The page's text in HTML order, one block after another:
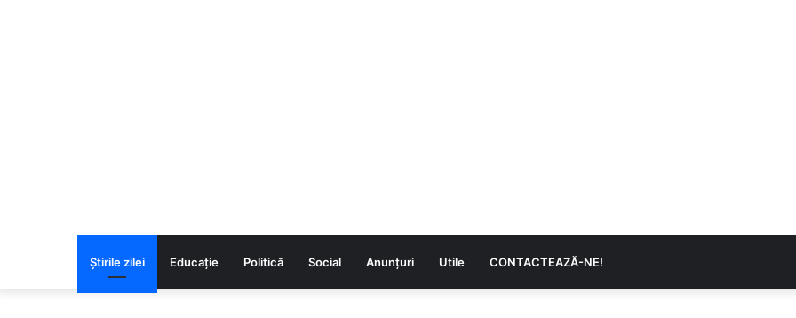
Știrile zilei Educaţie Politică Social Anunțuri Utile CONTACTEAZĂ-NE!